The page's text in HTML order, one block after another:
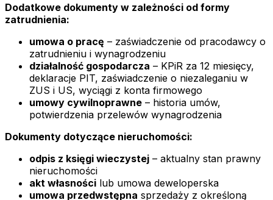
Dodatkowe dokumenty w zależności od formy
zatrudnienia:
umowa o pracę – zaświadczenie od pracodawcy o
zatrudnieniu i wynagrodzeniu
działalność gospodarcza – KPiR za 12 miesięcy,
deklaracje PIT, zaświadczenie o niezaleganiu w
ZUS i US, wyciągi z konta firmowego
umowy cywilnoprawne – historia umów,
potwierdzenia przelewów wynagrodzenia
Dokumenty dotyczące nieruchomości:
odpis z księgi wieczystej – aktualny stan prawny
nieruchomości
akt własności lub umowa deweloperska
umowa przedwstępna sprzedaży z określoną